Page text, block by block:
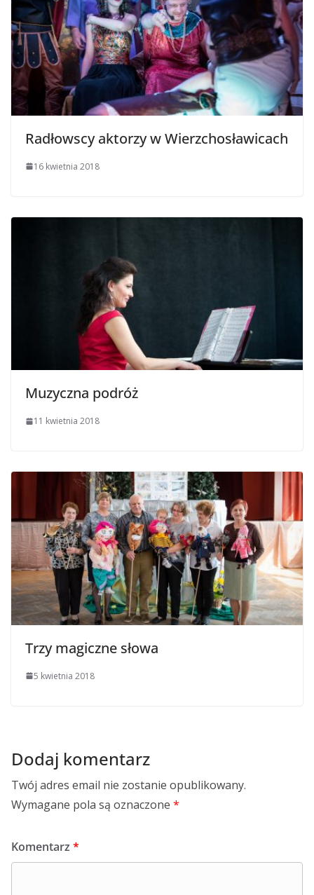
Radłowscy aktorzy w Wierzchosławicach
16 kwietnia 2018
Muzyczna podróż
11 kwietnia 2018
Trzy magiczne słowa
5 kwietnia 2018
Dodaj komentarz
Twój adres email nie zostanie opublikowany.
Wymagane pola są oznaczone *
Komentarz *